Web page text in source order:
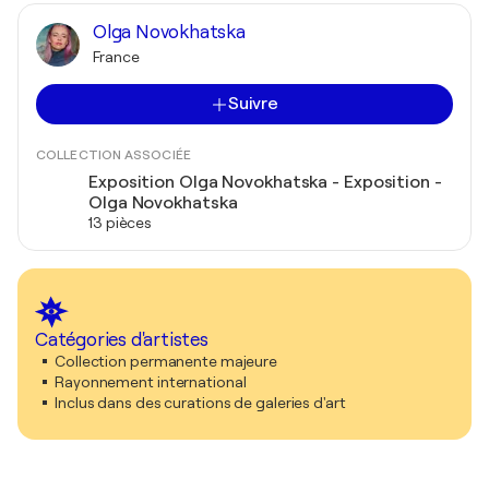
Olga Novokhatska
France
Suivre
COLLECTION ASSOCIÉE
Exposition Olga Novokhatska - Exposition -
Olga Novokhatska
13 pièces
Catégories d'artistes
Collection permanente majeure
Rayonnement international
Inclus dans des curations de galeries d'art